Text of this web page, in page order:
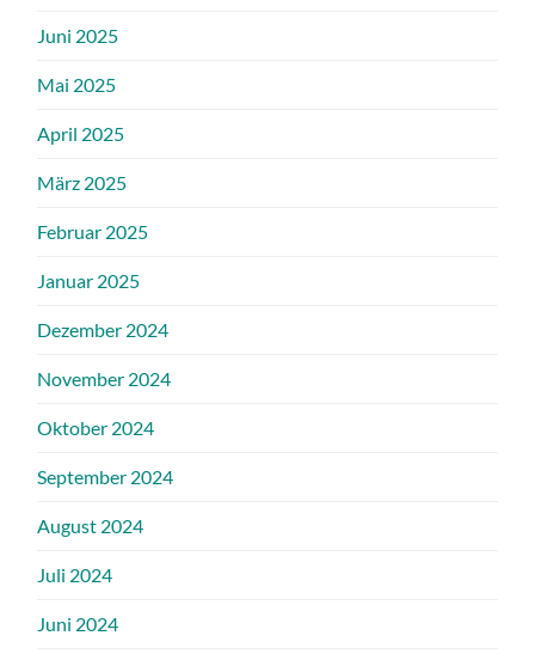
Juni 2025
Mai 2025
April 2025
März 2025
Februar 2025
Januar 2025
Dezember 2024
November 2024
Oktober 2024
September 2024
August 2024
Juli 2024
Juni 2024